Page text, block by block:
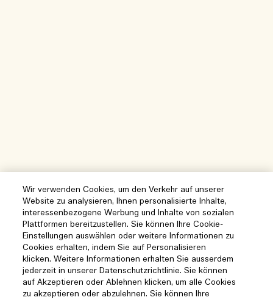
Wir verwenden Cookies, um den Verkehr auf unserer
Website zu analysieren, Ihnen personalisierte Inhalte,
interessenbezogene Werbung und Inhalte von sozialen
Plattformen bereitzustellen. Sie können Ihre Cookie-
Einstellungen auswählen oder weitere Informationen zu
Cookies erhalten, indem Sie auf Personalisieren
klicken. Weitere Informationen erhalten Sie ausserdem
jederzeit in unserer Datenschutzrichtlinie. Sie können
auf Akzeptieren oder Ablehnen klicken, um alle Cookies
zu akzeptieren oder abzulehnen. Sie können Ihre